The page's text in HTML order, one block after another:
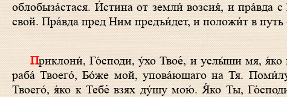
облобыза́стася. И́стина от земли́ возсия́, и пра́вда
свой. Пра́вда пред Ним предъи́дет, и положи́т в путь
Приклони́, Го́споди, у́хо Твое́, и услы́ши мя, я́ко нищ и убо́г есмь аз. Сохрани́ ду́шу мою́, я́ко преподо́бен есмь: спаси́
раба́ Твоего́, Бо́же мой, упова́ющаго на Тя.
Твоего́, я́ко к Тебе́ взях ду́шу мою́. Я́ко Ты,